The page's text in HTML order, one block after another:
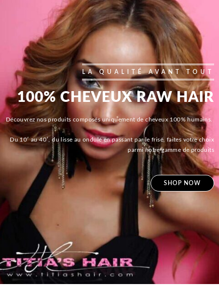
LA QUALITÉ AVANT TOUT
100% CHEVEUX RAW HAIR
Découvrez nos produits composés uniquement de cheveux 100% humains.
Du 10′ au 40′, du lisse au ondulé en passant par le frisé, faites votre choix
parmi notre gamme de produits
SHOP NOW